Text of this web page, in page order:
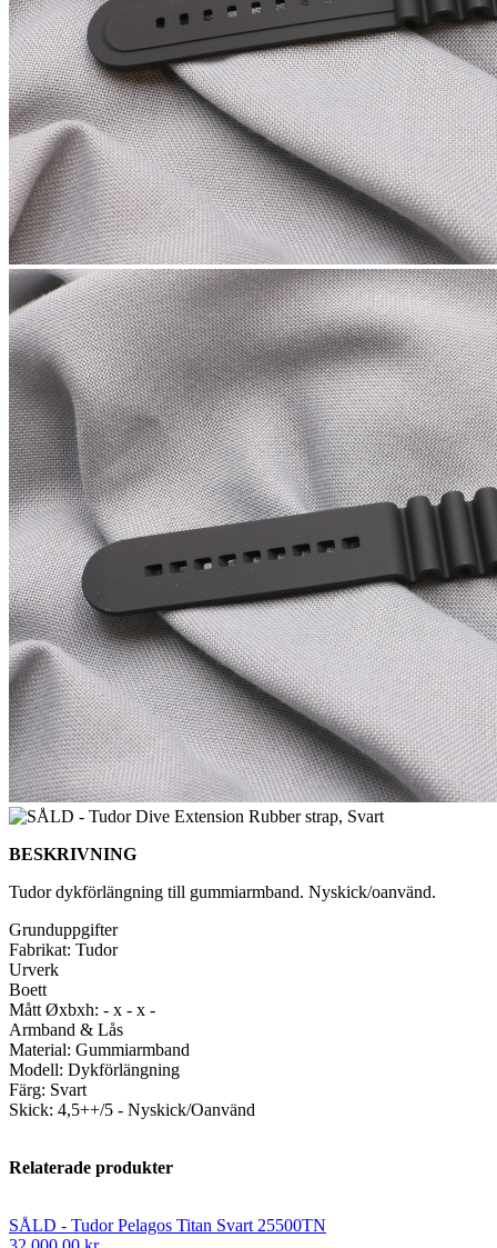
BESKRIVNING
Tudor dykförlängning till gummiarmband. Nyskick/oanvänd.
Grunduppgifter
Fabrikat: Tudor
Urverk
Boett
Mått Øxbxh: - x - x -
Armband & Lås
Material: Gummiarmband
Modell: Dykförlängning
Färg: Svart
Skick: 4,5++/5 - Nyskick/Oanvänd
Relaterade produkter
SÅLD - Tudor Pelagos Titan Svart 25500TN